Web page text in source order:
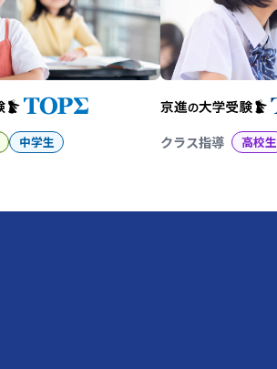
中学生 クラス指導 高校生